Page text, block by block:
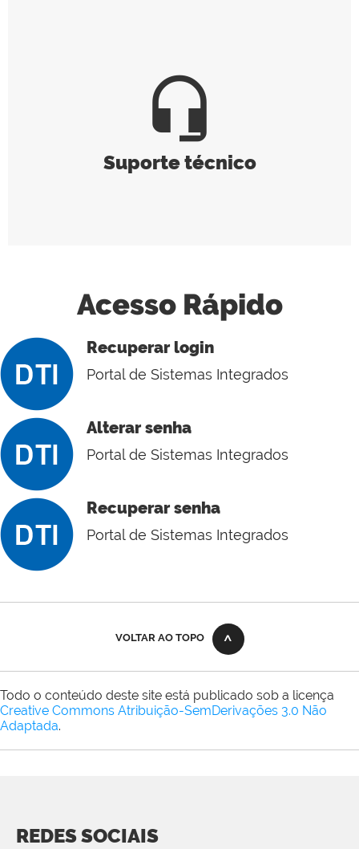
headset_mic
Suporte técnico
Acesso Rápido
Recuperar login
Portal de Sistemas Integrados
Alterar senha
Portal de Sistemas Integrados
Recuperar senha
Portal de Sistemas Integrados
VOLTAR AO TOPO
Todo o conteúdo deste site está publicado sob a licença
Creative Commons Atribuição-SemDerivações 3.0 Não
Adaptada.
REDES SOCIAIS